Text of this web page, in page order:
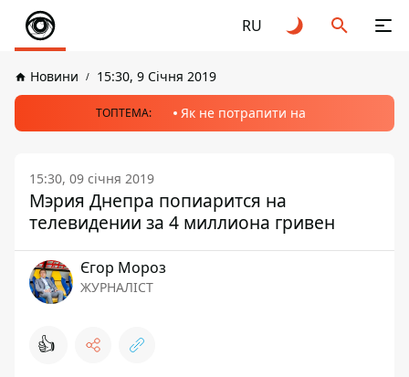
RU
Новини 15:30, 9 Січня 2019
ТОПТЕМА: Як не потрапити на
15:30, 09 січня 2019
Мэрия Днепра попиарится на
телевидении за 4 миллиона гривен
Єгор Мороз
ЖУРНАЛІСТ
👍